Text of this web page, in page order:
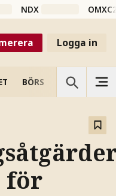
NDX
Logga in
BÖRS VETENSKAP
för